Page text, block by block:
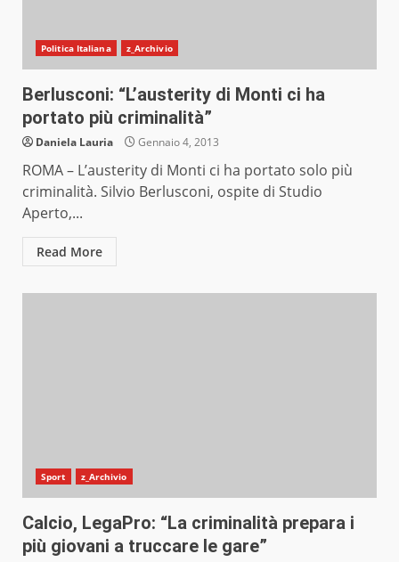
Politica Italiana z_Archivio
Berlusconi: “L’austerity di Monti ci ha
portato più criminalità”
Daniela Lauria Gennaio 4, 2013
ROMA – L’austerity di Monti ci ha portato solo più
criminalità. Silvio Berlusconi, ospite di Studio
Aperto,...
Read More
Sport z_Archivio
Calcio, LegaPro: “La criminalità prepara i
più giovani a truccare le gare”